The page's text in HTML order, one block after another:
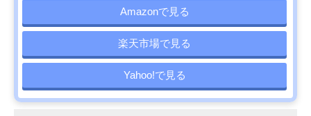
Amazonで見る
楽天市場で見る
Yahoo!で見る